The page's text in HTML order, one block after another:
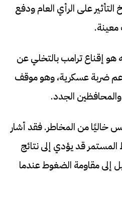
على الرأي العام ودفع
معينة.
هو إقناع ترامب بالتخلي عن
ضربة عسكرية، وهو موقف
الجدد.
خاليًا من المخاطر. فقد أشار
المستمر قد يؤدي إلى نتائج
مقاومة الضغوط عندما